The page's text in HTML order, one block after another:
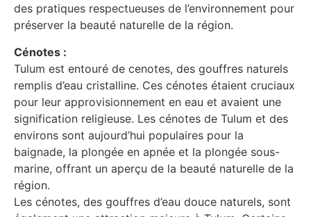
des pratiques respectueuses de l’environnement pour
préserver la beauté naturelle de la région.
Cénotes :
Tulum est entouré de cenotes, des gouffres naturels
remplis d’eau cristalline. Ces cénotes étaient cruciaux
pour leur approvisionnement en eau et avaient une
signification religieuse. Les cénotes de Tulum et des
environs sont aujourd’hui populaires pour la
baignade, la plongée en apnée et la plongée sous-
marine, offrant un aperçu de la beauté naturelle de la
région.
Les cénotes, des gouffres d’eau douce naturels, sont